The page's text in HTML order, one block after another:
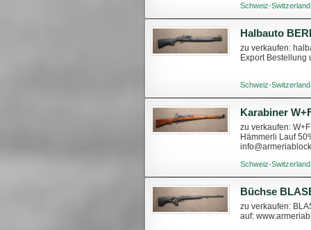
Schweiz-
Halbauto
zu verkaufen:
Export Bestellung
Schweiz-
Karabiner
zu verkaufen:
Hämmerli Lauf
Schweiz-
Büchse
zu verkaufen:
auf: